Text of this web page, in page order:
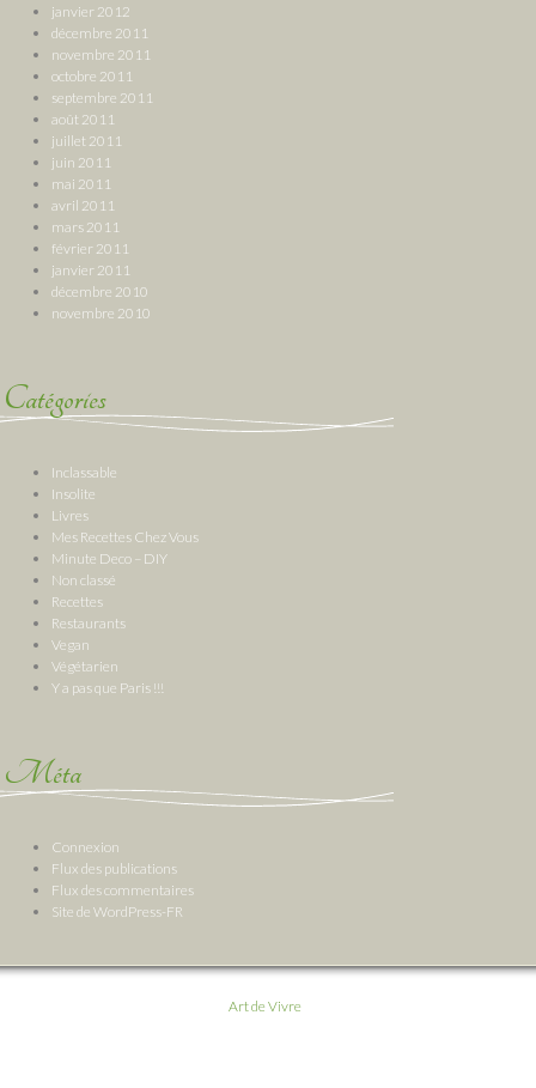
janvier 2012
décembre 2011
novembre 2011
octobre 2011
septembre 2011
août 2011
juillet 2011
juin 2011
mai 2011
avril 2011
mars 2011
février 2011
janvier 2011
décembre 2010
novembre 2010
Catégories
Inclassable
Insolite
Livres
Mes Recettes Chez Vous
Minute Deco – DIY
Non classé
Recettes
Restaurants
Vegan
Végétarien
Y a pas que Paris !!!
Méta
Connexion
Flux des publications
Flux des commentaires
Site de WordPress-FR
Art de Vivre